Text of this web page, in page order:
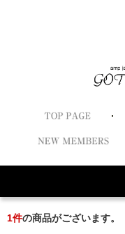
1件の商品がございます。